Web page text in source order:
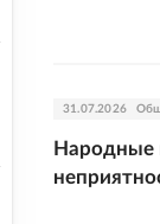
31.07.2026
Народные